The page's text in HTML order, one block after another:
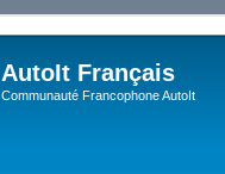
AutoIt Français
Communauté Francophone AutoIt